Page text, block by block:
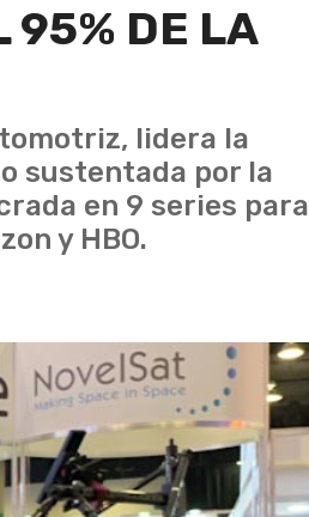
95% DE LA
lidera la
sustentada por la
en 9 series para
y HBO.